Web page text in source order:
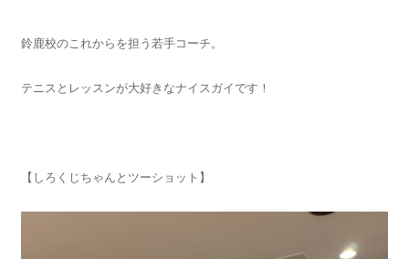
鈴鹿校のこれからを担う若手コーチ。
テニスとレッスンが大好きなナイスガイです！
【しろくじちゃんとツーショット】